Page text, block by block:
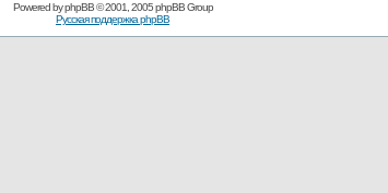
Powered byphpBB© 2001, 2005 phpBB Group
Русская поддержка phpBB